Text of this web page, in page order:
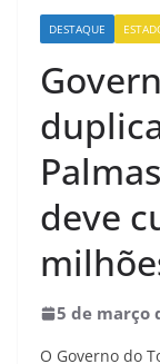
DESTAQUE
deve
5 de março
O Governo do